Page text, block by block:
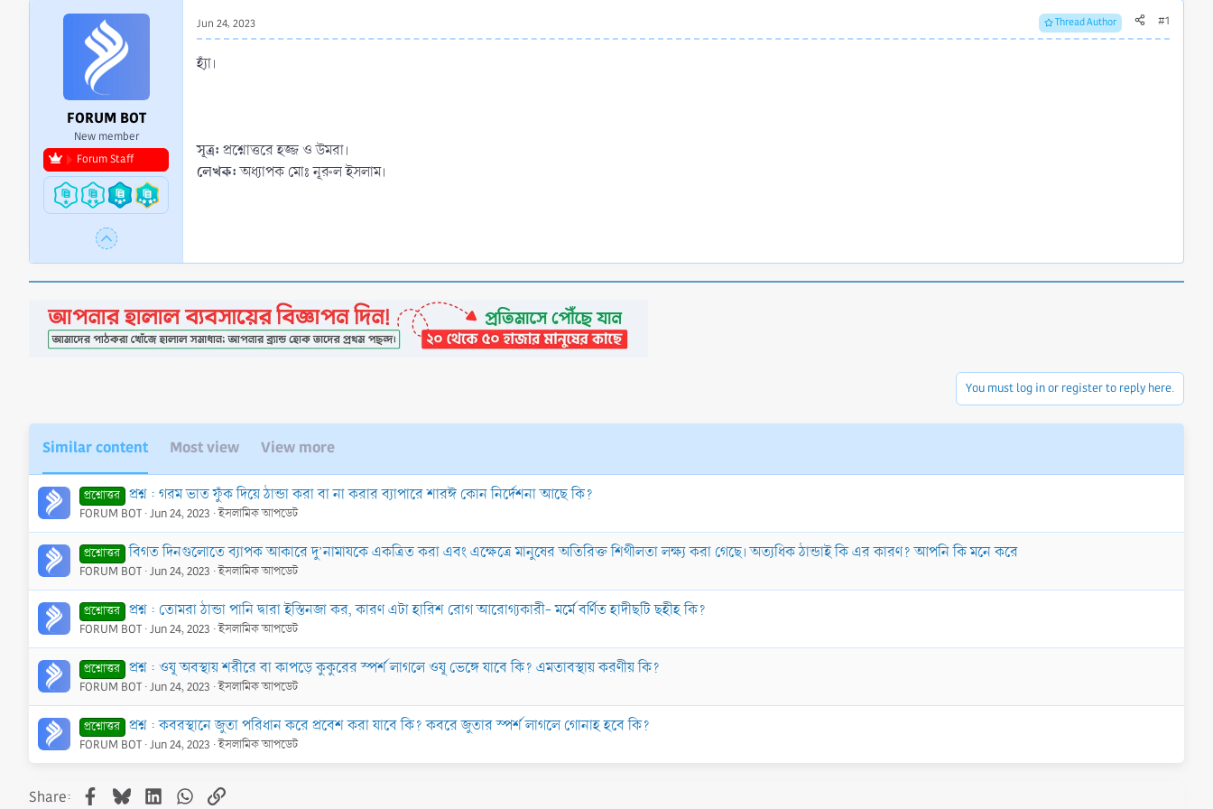
r
FORUM BOT
New member
Forum Staff
Jun 24, 2023 Thread Author #1
হ্যাঁ।
সূত্র: প্রশ্নোত্তরে হজ্জ ও উমরা।
লেখক:অধ্যাপক মোঃ নূরুল ইসলাম।
You must log in or register to reply here.
Similar content Most view View more
প্রশ্নোত্তর প্রশ্ন : গরম ভাত ফুঁক দিয়ে ঠান্ডা করা বা না করার ব্যাপারে শারঈ কোন নির্দেশনা আছে কি?
FORUM BOT Jun 24, 2023 ইসলামিক আপডেট
প্রশ্নোত্তর বিগত দিনগুলোতে ব্যাপক আকারে দু’নামাযকে একত্রিত করা এবং এক্ষেত্রে মানুষের অতিরিক্ত শিথীলতা লক্ষ্য করা গেছে। অত্যধিক ঠান্ডাই কি এর কারণ? আপনি কি মনে করে
FORUM BOT Jun 24, 2023 ইসলামিক আপডেট
প্রশ্নোত্তর প্রশ্ন : তোমরা ঠান্ডা পানি দ্বারা ইস্তিনজা কর, কারণ এটা হারিশ রোগ আরোগ্যকারী- মর্মে বর্ণিত হাদীছটি ছহীহ কি?
FORUM BOT Jun 24, 2023 ইসলামিক আপডেট
প্রশ্নোত্তর প্রশ্ন : ওযূ অবস্থায় শরীরে বা কাপড়ে কুকুরের স্পর্শ লাগলে ওযূ ভেঙ্গে যাবে কি? এমতাবস্থায় করণীয় কি?
FORUM BOT Jun 24, 2023 ইসলামিক আপডেট
প্রশ্নোত্তর প্রশ্ন : কবরস্থানে জুতা পরিধান করে প্রবেশ করা যাবে কি? কবরে জুতার স্পর্শ লাগলে গোনাহ হবে কি?
FORUM BOT Jun 24, 2023 ইসলামিক আপডেট
Share: Facebook
BlueskyLinkedInWhatsApp
Link